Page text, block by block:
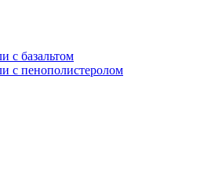
с базальтом
с пенополистеролом